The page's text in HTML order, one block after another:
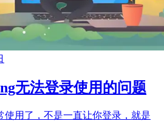
无法登录使用的问题
使用了，不是一直让你登录，就是